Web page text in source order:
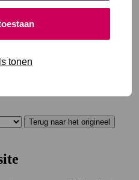
tonen
Terug naar het origineel